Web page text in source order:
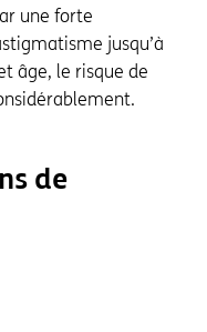
une forte
jusqu’à
âge, le risque de
de